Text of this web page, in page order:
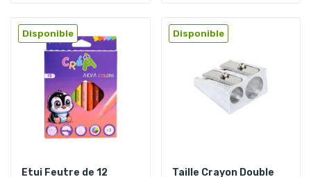
Disponible
Etui Feutre de 12
Disponible
Taille Crayon Double